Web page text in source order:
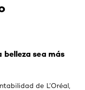
belleza sea más
de L’Oréal,